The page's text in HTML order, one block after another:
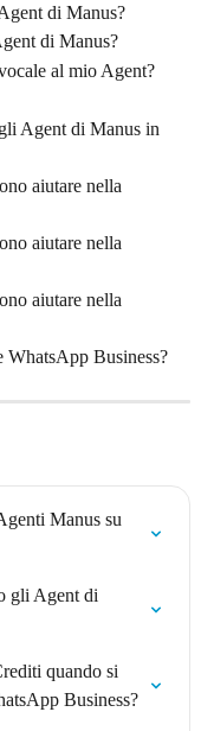
di Manus?
di Manus?
al mio Agent?
Agent di Manus in
aiutare nella
aiutare nella
aiutare nella
WhatsApp Business?
Manus su
gli Agent di
quando si
Business?